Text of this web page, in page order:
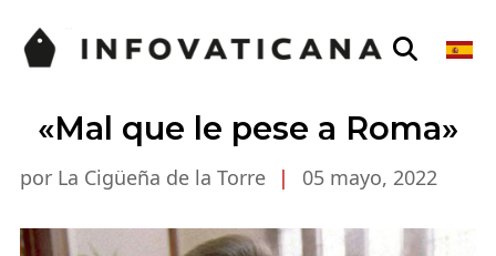
«Mal que le pese a Roma»
por La Cigüeña de la Torre | 05 mayo, 2022